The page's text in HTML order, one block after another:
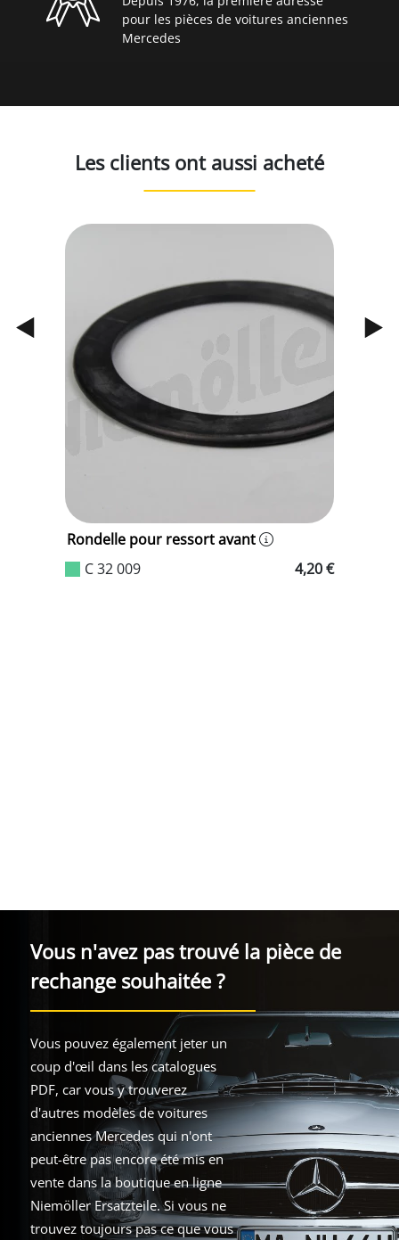
pour les pièces de voitures anciennes
Mercedes
Les clients ont aussi acheté
Rondelle pour ressort avant
C 32 009
4,20 €
Vous n'avez pas trouvé la pièce de
rechange souhaitée ?
Vous pouvez également jeter un
coup d'œil dans les catalogues
PDF, car vous y trouverez
d'autres modèles de voitures
anciennes Mercedes qui n'ont
peut-être pas encore été mis en
vente dans la boutique en ligne
Niemöller Ersatzteile. Si vous ne
trouvez toujours pas ce que vous